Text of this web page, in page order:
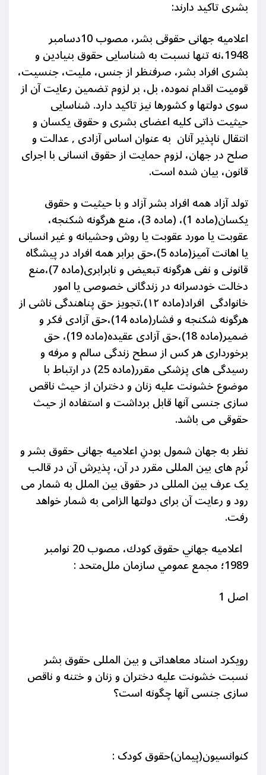
بشری تاکید دارند:
اعلامیه جهانی حقوقی بشر، مصوب 10دسامبر
1948،نه تنها نسبت به شناسایی حقوق بنیادین و
بشری افراد بشر، صرفنظر از جنس، ملیت، جنسیت،
قومیت اقدام نموده، بل، بر لزوم تضمین رعایت آن از
سوی دولتها و کشورها نیز تاکید دارد. شناسایی
حیثیت ذاتی کلیه اعضای بشری و حقوق یکسان و
انتقال ناپذیر آنان به عنوان اساس آزادی , عدالت و
صلح در جهان، لزوم حمایت از حقوق انسانی با اجرای
قانون، بیان شده است.
تولد آزاد همه افراد بشر آزاد و با حیثیت و حقوق
یکسان(ماده 1)، (ماده 3)، منع هرگونه شکنجه،
عقوبت یا مورد عقوبت یا روش وحشیانه و غیر انسانی
یا اهانت آمیز(ماده 5)،حق برابر همه افراد در پیشگاه
قانونی و نفی هرگونه تبعیض و نابرابری(ماده 7)،منع
دخالت خودسرانه در زندگانی خصوصی یا امور
خانوادگی افراد(ماده ۱۲)،تجویز حق پناهندگی ناشی از
هرگونه شکنجه و فشار(ماده 14)،حق آزادی فکر و
ضمیر(ماده 18)،حق آزادی عقیده(ماده 19)، حق
برخورداری هر کس از سطح زندگی سالم و مرفه و
رسیدگی های پزشکی مقرر(ماده 25) در ارتباط با
موضوع خشونت علیه زنان و دختران از حیث ناقص
سازی جنسی آنها قابل برداشت و استفاده از حیث
حقوقی می باشد.
نظر به جهان شمول بودنِ اعلامیه جهانی حقوق بشر و
نُرم های بین المللی مقرر در آن، پذیرش آن در قالب
یک عرف بین المللی در حقوق بین الملل به شمار می
رود و رعایت آن برای دولتها الزامی به شمار خواهد
رفت.
اعلاميه‌ جهاني‌ حقوق‌ كودك‌، مصوب‌ 20 نوامبر
1989؛ مجمع‌ عمومي‌ سازمان‌ ملل‌متحد :
اصل 1
رویکرد اسناد معاهداتی و بین المللی حقوق بشر
نسبت خشونت علیه دختران و زنان و ختنه و ناقص
سازی جنسی آنها چگونه است؟
کنوانسیون(پیمان)حقوق کودک: